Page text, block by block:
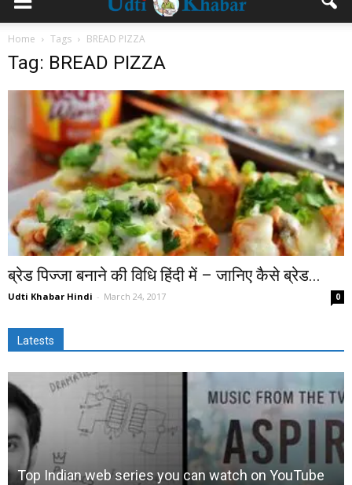
Home Tags BREAD PIZZA
Tag: BREAD PIZZA
ब्रेड पिज्जा बनाने की विधि हिंदी में – जानिए कैसे ब्रेड...
Udti Khabar Hindi - March 24, 2017 0
Latests
Top Indian web series you can watch on YouTube